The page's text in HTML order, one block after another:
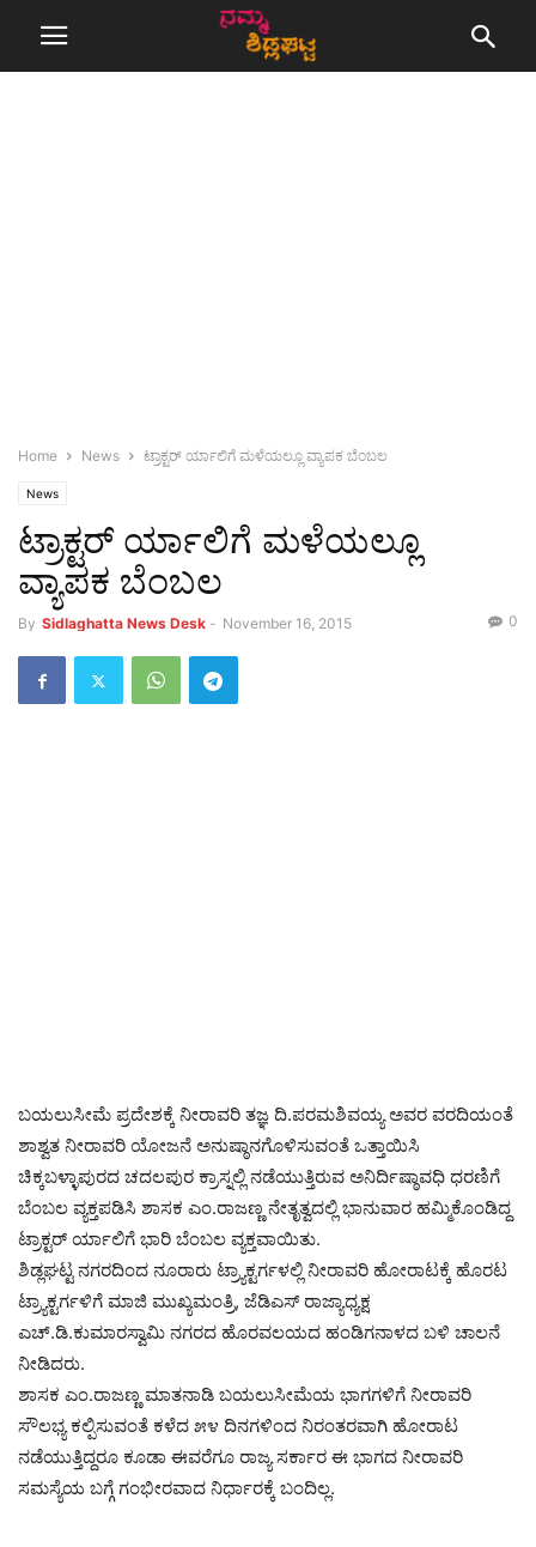
Home News ಟ್ರಾಕ್ಟರ್ ರ್ಯಾಲಿಗೆ ಮಳೆಯಲ್ಲೂ ವ್ಯಾಪಕ ಬೆಂಬಲ
News
ಟ್ರಾಕ್ಟರ್ ರ್ಯಾಲಿಗೆ ಮಳೆಯಲ್ಲೂ
ವ್ಯಾಪಕ ಬೆಂಬಲ
By Sidlaghatta News Desk - November 16, 2015 0
ಬಯಲುಸೀಮೆ ಪ್ರದೇಶಕ್ಕೆ ನೀರಾವರಿ ತಜ್ಞ ದಿ.ಪರಮಶಿವಯ್ಯ ಅವರ ವರದಿಯಂತೆ
ಶಾಶ್ವತ ನೀರಾವರಿ ಯೋಜನೆ ಅನುಷ್ಠಾನಗೊಳಿಸುವಂತೆ ಒತ್ತಾಯಿಸಿ
ಚಿಕ್ಕಬಳ್ಳಾಪುರದ ಚದಲಪುರ ಕ್ರಾಸ್ನಲ್ಲಿ ನಡೆಯುತ್ತಿರುವ ಅನಿರ್ದಿಷ್ಠಾವಧಿ ಧರಣಿಗೆ
ಬೆಂಬಲ ವ್ಯಕ್ತಪಡಿಸಿ ಶಾಸಕ ಎಂ.ರಾಜಣ್ಣ ನೇತೃತ್ವದಲ್ಲಿ ಭಾನುವಾರ ಹಮ್ಮಿಕೊಂಡಿದ್ದ
ಟ್ರಾಕ್ಟರ್ ರ್ಯಾಲಿಗೆ ಭಾರಿ ಬೆಂಬಲ ವ್ಯಕ್ತವಾಯಿತು.
ಶಿಡ್ಲಘಟ್ಟ ನಗರದಿಂದ ನೂರಾರು ಟ್ರ್ಯಾಕ್ಟರ್ಗಳಲ್ಲಿ ನೀರಾವರಿ ಹೋರಾಟಕ್ಕೆ ಹೊರಟ
ಟ್ರ್ಯಾಕ್ಟರ್ಗಳಿಗೆ ಮಾಜಿ ಮುಖ್ಯಮಂತ್ರಿ, ಜೆಡಿಎಸ್ ರಾಜ್ಯಾಧ್ಯಕ್ಷ
ಎಚ್.ಡಿ.ಕುಮಾರಸ್ವಾಮಿ ನಗರದ ಹೊರವಲಯದ ಹಂಡಿಗನಾಳದ ಬಳಿ ಚಾಲನೆ
ನೀಡಿದರು.
ಶಾಸಕ ಎಂ.ರಾಜಣ್ಣ ಮಾತನಾಡಿ ಬಯಲುಸೀಮೆಯ ಭಾಗಗಳಿಗೆ ನೀರಾವರಿ
ಸೌಲಭ್ಯ ಕಲ್ಪಿಸುವಂತೆ ಕಳೆದ ೫೪ ದಿನಗಳಿಂದ ನಿರಂತರವಾಗಿ ಹೋರಾಟ
ನಡೆಯುತ್ತಿದ್ದರೂ ಕೂಡಾ ಈವರೆಗೂ ರಾಜ್ಯ ಸರ್ಕಾರ ಈ ಭಾಗದ ನೀರಾವರಿ
ಸಮಸ್ಯೆಯ ಬಗ್ಗೆ ಗಂಭೀರವಾದ ನಿರ್ಧಾರಕ್ಕೆ ಬಂದಿಲ್ಲ.